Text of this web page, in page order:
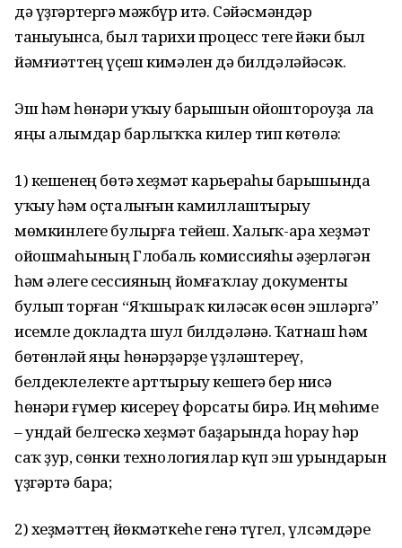
дә үҙгәртергә мәжбүр итә. Сәйәсмәндәр
таныуынса, был тарихи процесс теге йәки был
йәм­ғиәт­тең үҫеш кимәлен дә билдәләйәсәк.
Эш һәм һөнәри уҡыу барышын ойоштороуҙа ла
яңы алымдар барлыҡҡа килер тип көтөлә:
1) кешенең бөтә хеҙмәт карьераһы барышында
уҡыу һәм оҫталығын камиллаштырыу
мөмкинлеге булырға тейеш. Халыҡ-ара хеҙмәт
ойошмаһының Глобаль комиссияһы әҙерләгән
һәм әлеге сессияның йомғаҡлау документы
булып торған “Яҡшыраҡ киләсәк өсөн эшләргә”
исемле докладта шул билдәләнә. Ҡатнаш һәм
бөтөнләй яңы һөнәрҙәрҙе үҙләштереү,
белдеклелекте арттырыу кешегә бер нисә
һөнәри ғүмер кисереү форсаты бирә. Иң мөһиме
– ундай белгескә хеҙмәт баҙарында һорау һәр
саҡ ҙур, сөнки технологиялар күп эш урындарын
үҙгәртә бара;
2) хеҙмәттең йөкмәткеһе генә түгел, үлсәмдәре